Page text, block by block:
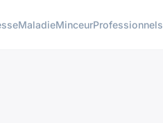
MaladieMinceurProfessionnels